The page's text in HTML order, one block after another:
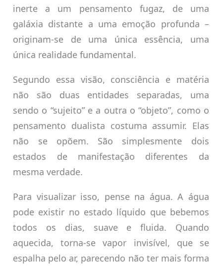
inerte a um pensamento fugaz, de uma
galáxia distante a uma emoção profunda –
originam-se de uma única essência, uma
única realidade fundamental.
Segundo essa visão, consciência e matéria
não são duas entidades separadas, uma
sendo o “sujeito” e a outra o “objeto”, como o
pensamento dualista costuma assumir. Elas
não se opõem. São simplesmente dois
estados de manifestação diferentes da
mesma verdade.
Para visualizar isso, pense na água. A água
pode existir no estado líquido que bebemos
todos os dias, suave e fluida. Quando
aquecida, torna-se vapor invisível, que se
espalha pelo ar, parecendo não ter mais forma